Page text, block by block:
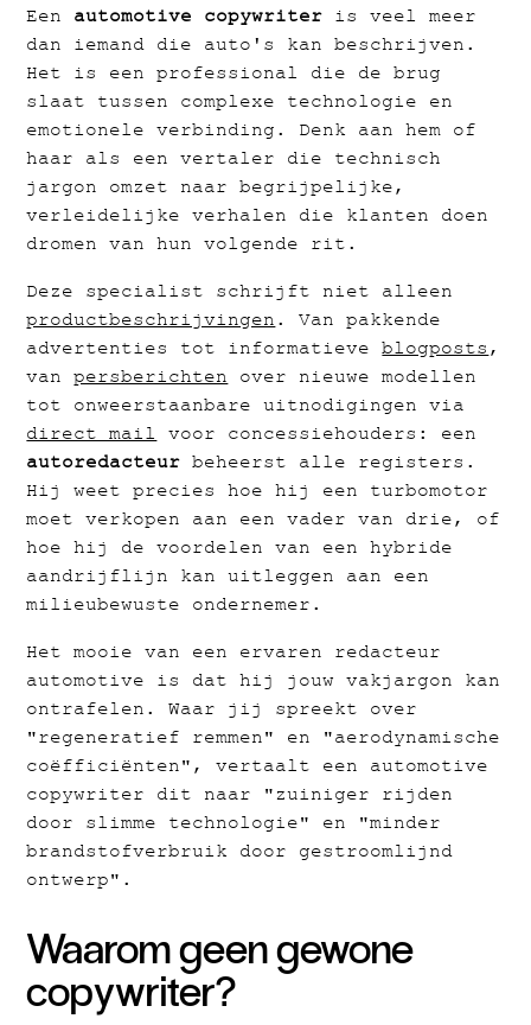
Een automotive copywriter is veel meer
dan iemand die auto's kan beschrijven.
Het is een professional die de brug
slaat tussen complexe technologie en
emotionele verbinding. Denk aan hem of
haar als een vertaler die technisch
jargon omzet naar begrijpelijke,
verleidelijke verhalen die klanten doen
dromen van hun volgende rit.
Deze specialist schrijft niet alleen
productbeschrijvingen. Van pakkende
advertenties tot informatieveblogposts,
vanpersberichtenover nieuwe modellen
tot onweerstaanbare uitnodigingen via
direct mailvoor concessiehouders: een
autoredacteur beheerst alle registers.
Hij weet precies hoe hij een turbomotor
moet verkopen aan een vader van drie, of
hoe hij de voordelen van een hybride
aandrijflijn kan uitleggen aan een
milieubewuste ondernemer.
Het mooie van een ervaren redacteur
automotive is dat hij jouw vakjargon kan
ontrafelen. Waar jij spreekt over
"regeneratief remmen" en "aerodynamische
coëfficiënten", vertaalt een automotive
copywriter dit naar "zuiniger rijden
door slimme technologie" en "minder
brandstofverbruik door gestroomlijnd
ontwerp".
Waarom geen gewone
copywriter?